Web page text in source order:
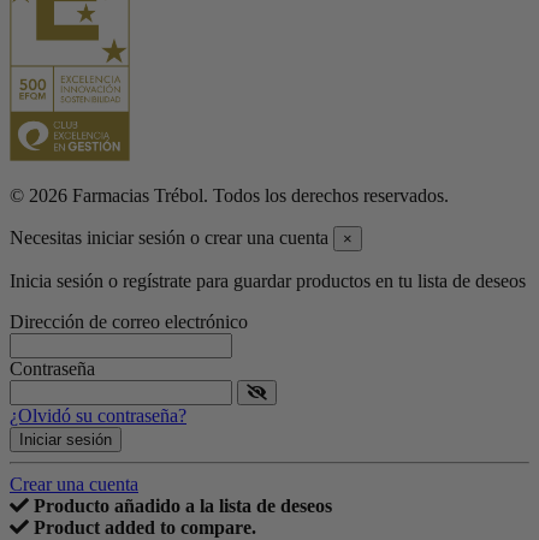
© 2026 Farmacias Trébol. Todos los derechos reservados.
Necesitas iniciar sesión o crear una cuenta ×
Inicia sesión o regístrate para guardar productos en tu lista de deseos
Dirección de correo electrónico
Contraseña
¿Olvidó su contraseña?
Iniciar sesión
Crear una cuenta
Producto añadido a la lista de deseos
Product added to compare.